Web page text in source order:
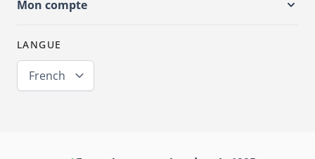
Mon compte
LANGUE
French